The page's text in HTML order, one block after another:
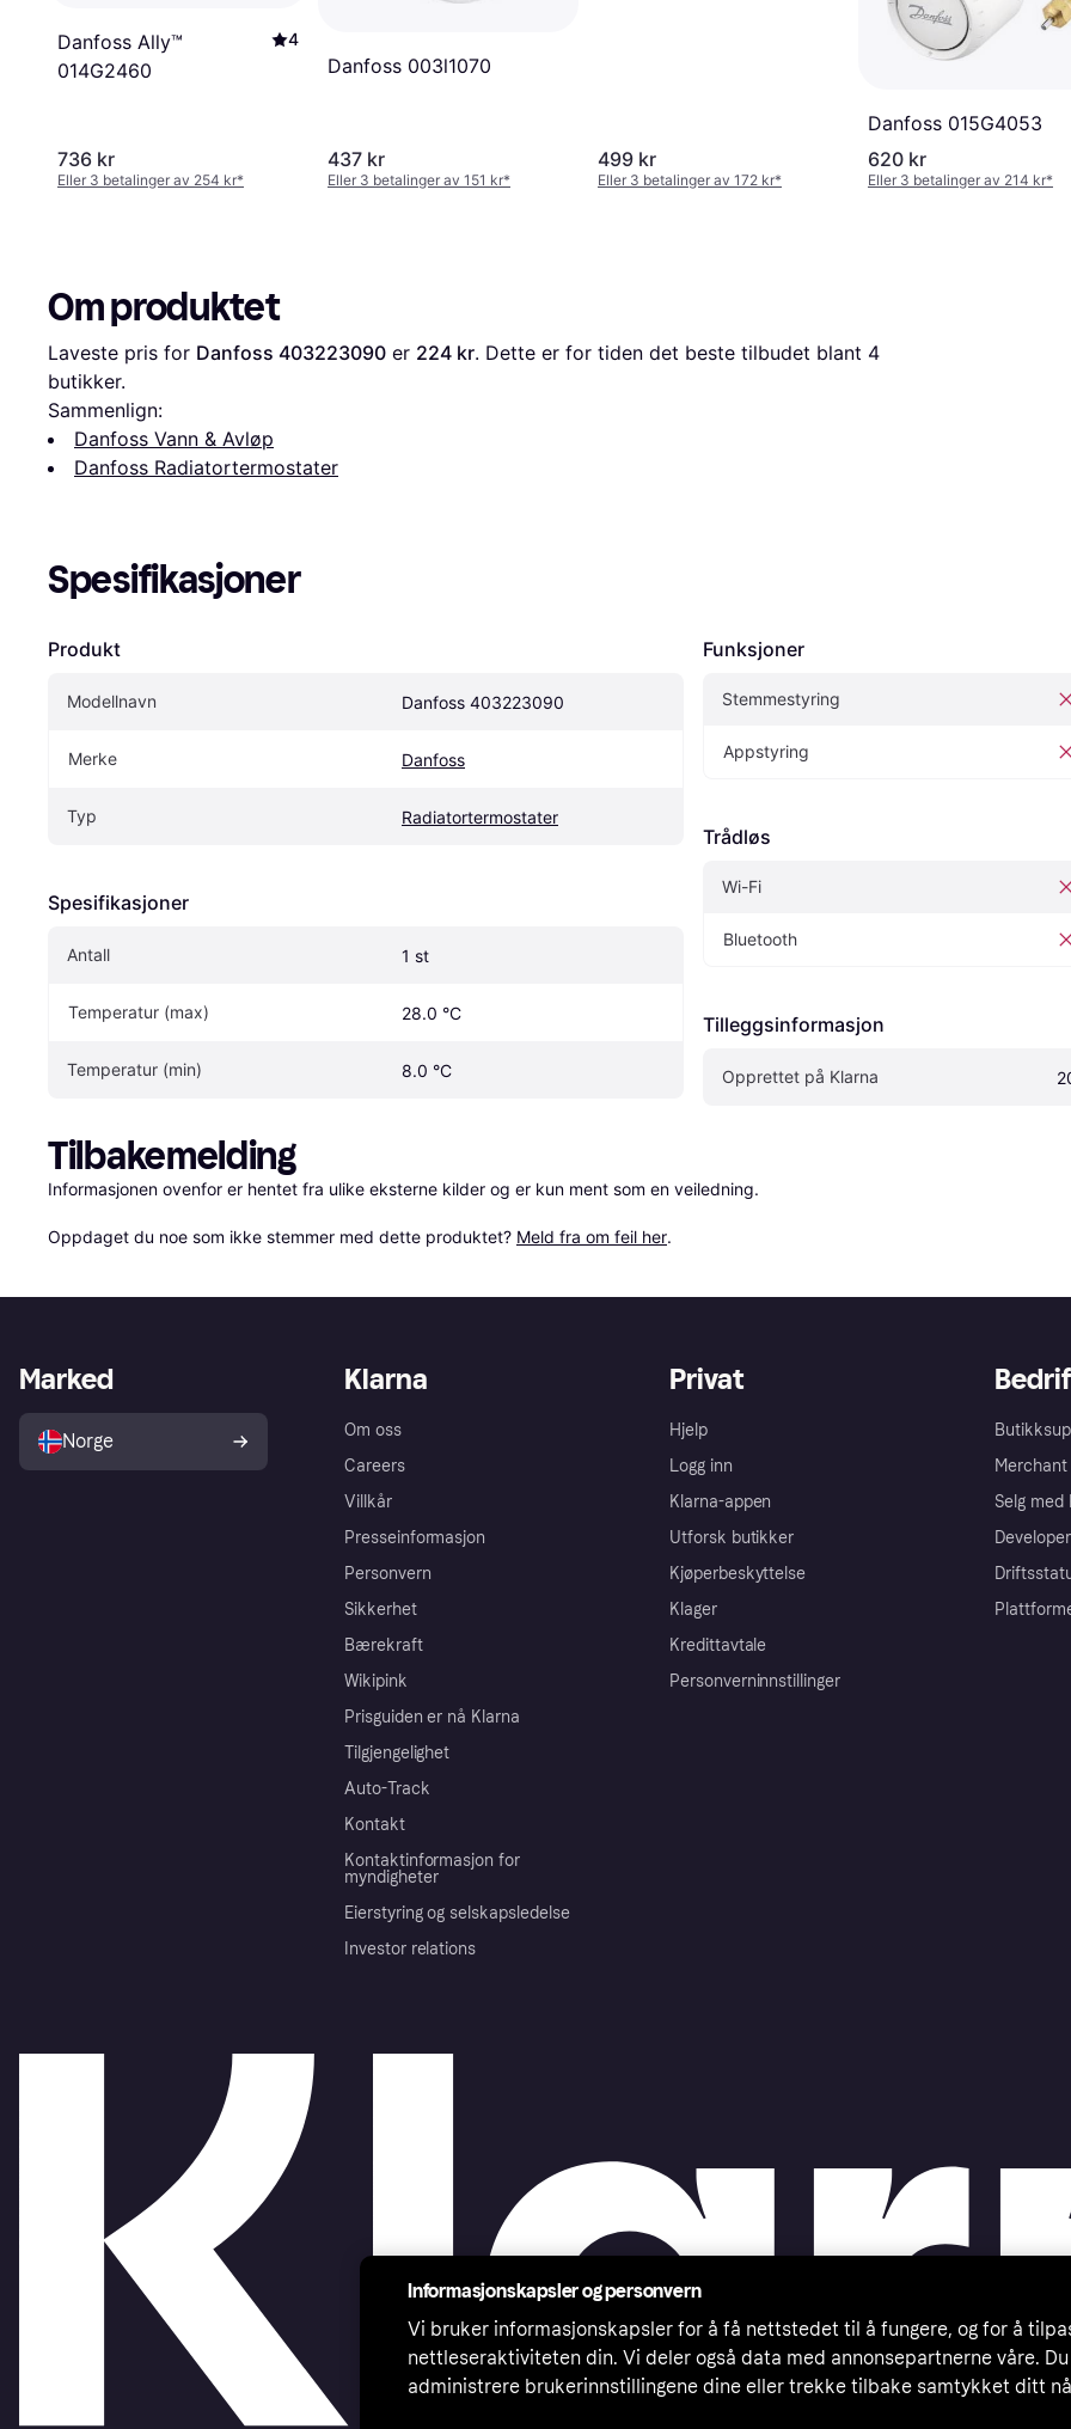
Danfoss Ally™
014G2460
4
736 kr
Eller 3 betalinger av 254 kr*
Danfoss 003l1070
437 kr
Eller 3 betalinger av 151 kr*
499 kr
Eller 3 betalinger av 172 kr*
Danfoss 015G4053
620 kr
Eller 3 betalinger av 214 kr*
Om produktet
Laveste pris for Danfoss 403223090 er 224 kr. Dette er for tiden det beste tilbudet blant 4
butikker.
Sammenlign:
Danfoss Vann & Avløp
Danfoss Radiatortermostater
Spesifikasjoner
Produkt
Modellnavn Danfoss 403223090
Merke Danfoss
Typ Radiatortermostater
Spesifikasjoner
Antall 1 st
Temperatur (max) 28.0 °C
Temperatur (min) 8.0 °C
Funksjoner
Stemmestyring
Appstyring
Trådløs
Wi-Fi
Bluetooth
Tilleggsinformasjon
Opprettet på Klarna
Tilbakemelding
Informasjonen ovenfor er hentet fra ulike eksterne kilder og er kun ment som en veiledning.
Oppdaget du noe som ikke stemmer med dette produktet? Meld fra om feil her.
Klarna
Om oss
Careers
Villkår
Presseinformasjon
Personvern
Sikkerhet
Bærekraft
Wikipink
Prisguiden er nå Klarna
Tilgjengelighet
Auto-Track
Kontakt
Kontaktinformasjon for
myndigheter
Eierstyring og selskapsledelse
Investor relations
Privat
Hjelp
Logg inn
Klarna-appen
Utforsk butikker
Kjøperbeskyttelse
Klager
Kredittavtale
Personverninnstillinger
Merchant
Selg med
Marked
Norge
Informasjonskapsler og personvern
Vi bruker informasjonskapsler for å få nettstedet til å fungere, og for å
nettleseraktiviteten din. Vi deler også data med annonsepartnerne våre.
administrere brukerinnstillingene dine eller trekke tilbake samtykket ditt